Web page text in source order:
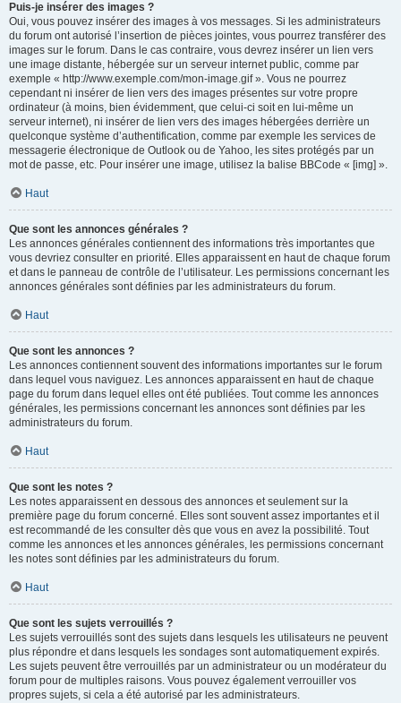
Puis-je insérer des images ?
Oui, vous pouvez insérer des images à vos messages. Si les administrateurs
du forum ont autorisé l’insertion de pièces jointes, vous pourrez transférer des
images sur le forum. Dans le cas contraire, vous devrez insérer un lien vers
une image distante, hébergée sur un serveur internet public, comme par
exemple « http://www.exemple.com/mon-image.gif ». Vous ne pourrez
cependant ni insérer de lien vers des images présentes sur votre propre
ordinateur (à moins, bien évidemment, que celui-ci soit en lui-même un
serveur internet), ni insérer de lien vers des images hébergées derrière un
quelconque système d’authentification, comme par exemple les services de
messagerie électronique de Outlook ou de Yahoo, les sites protégés par un
mot de passe, etc. Pour insérer une image, utilisez la balise BBCode « [img] ».
Haut
Que sont les annonces générales ?
Les annonces générales contiennent des informations très importantes que
vous devriez consulter en priorité. Elles apparaissent en haut de chaque forum
et dans le panneau de contrôle de l’utilisateur. Les permissions concernant les
annonces générales sont définies par les administrateurs du forum.
Haut
Que sont les annonces ?
Les annonces contiennent souvent des informations importantes sur le forum
dans lequel vous naviguez. Les annonces apparaissent en haut de chaque
page du forum dans lequel elles ont été publiées. Tout comme les annonces
générales, les permissions concernant les annonces sont définies par les
administrateurs du forum.
Haut
Que sont les notes ?
Les notes apparaissent en dessous des annonces et seulement sur la
première page du forum concerné. Elles sont souvent assez importantes et il
est recommandé de les consulter dès que vous en avez la possibilité. Tout
comme les annonces et les annonces générales, les permissions concernant
les notes sont définies par les administrateurs du forum.
Haut
Que sont les sujets verrouillés ?
Les sujets verrouillés sont des sujets dans lesquels les utilisateurs ne peuvent
plus répondre et dans lesquels les sondages sont automatiquement expirés.
Les sujets peuvent être verrouillés par un administrateur ou un modérateur du
forum pour de multiples raisons. Vous pouvez également verrouiller vos
propres sujets, si cela a été autorisé par les administrateurs.